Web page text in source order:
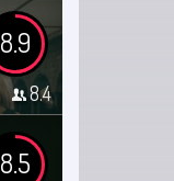
8.9
8.4
8.5